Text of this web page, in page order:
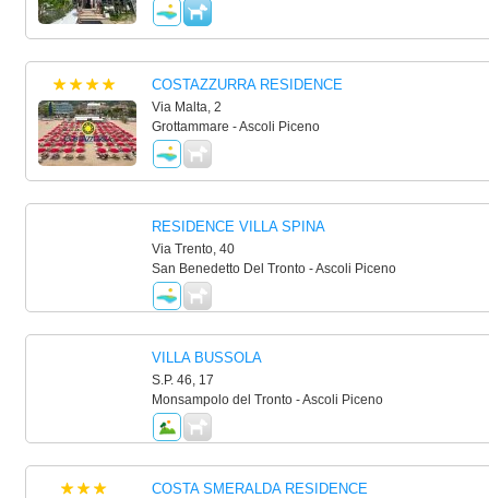
COSTAZZURRA RESIDENCE
Via Malta, 2
Grottammare - Ascoli Piceno
RESIDENCE VILLA SPINA
Via Trento, 40
San Benedetto Del Tronto - Ascoli Piceno
VILLA BUSSOLA
S.P. 46, 17
Monsampolo del Tronto - Ascoli Piceno
COSTA SMERALDA RESIDENCE